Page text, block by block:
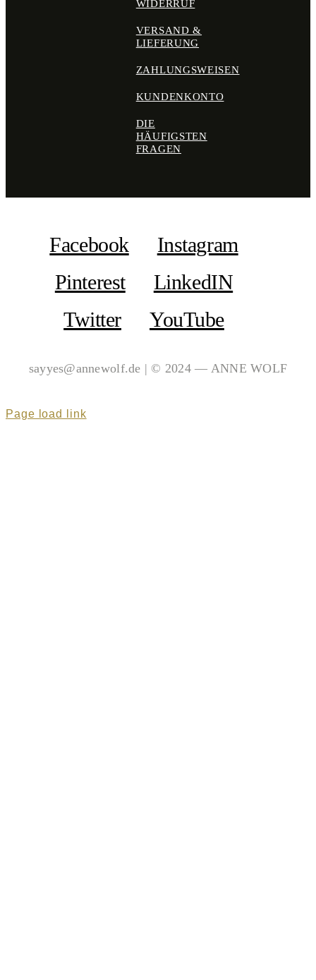
WIDERRUF
VERSAND &
LIEFERUNG
ZAHLUNGSWEISEN
KUNDENKONTO
DIE
HÄUFIGSTEN
FRAGEN
Facebook
Instagram
Pinterest
LinkedIN
Twitter
YouTube
sayyes@annewolf.de | © 2024 — ANNE WOLF
Page load link